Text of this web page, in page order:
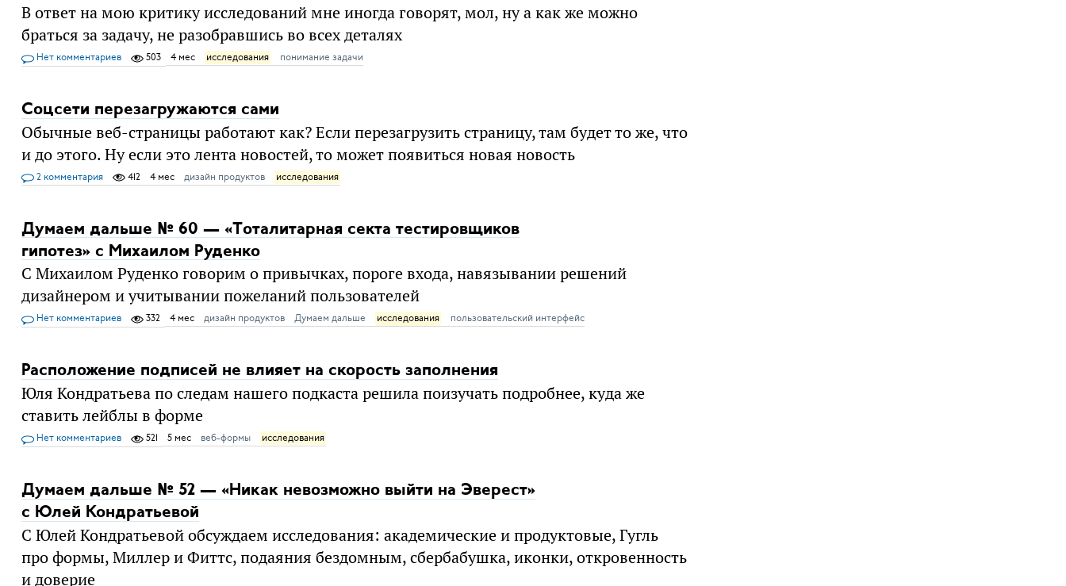
В ответ на мою критику исследований мне иногда говорят, мол, ну а как же можно
браться за задачу, не разобравшись во всех деталях
Нет комментариев 503 4 мес исследования понимание задачи
Соцсети перезагружаются сами
Обычные веб-страницы работают как? Если перезагрузить страницу, там будет то же, что
и до этого. Ну если это лента новостей, то может появиться новая новость
2 комментария 412 4 мес дизайн продуктов исследования
Думаем дальше № 60 — «Тоталитарная секта тестировщиков
гипотез» с Михаилом Руденко
С Михаилом Руденко говорим о привычках, пороге входа, навязывании решений
дизайнером и учитывании пожеланий пользователей
Нет комментариев 332 4 мес дизайн продуктов Думаем дальше исследования пользовательский интерфейс
Расположение подписей не влияет на скорость заполнения
Юля Кондратьева по следам нашего подкаста решила поизучать подробнее, куда же
ставить лейблы в форме
Нет комментариев 521 5 мес веб-формы исследования
Думаем дальше № 52 — «Никак невозможно выйти на Эверест»
с Юлей Кондратьевой
С Юлей Кондратьевой обсуждаем исследования: академические и продуктовые, Гугль
про формы, Миллер и Фиттс, подаяния бездомным, сбербабушка, иконки, откровенность
и доверие